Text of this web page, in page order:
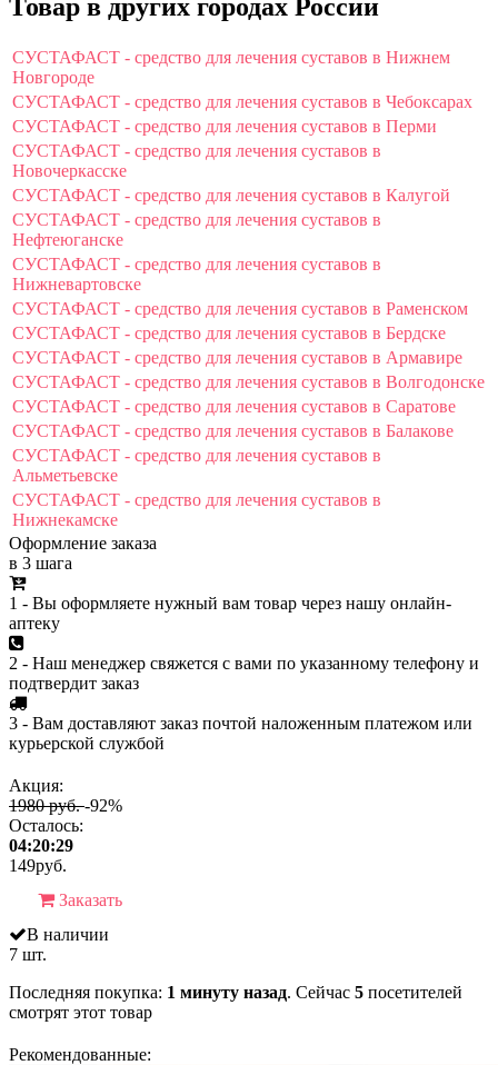
Товар в других городах России
СУСТАФАСТ - средство для лечения суставов в Нижнем
Новгороде
СУСТАФАСТ - средство для лечения суставов в Чебоксарах
СУСТАФАСТ - средство для лечения суставов в Перми
СУСТАФАСТ - средство для лечения суставов в
Новочеркасске
СУСТАФАСТ - средство для лечения суставов в Калугой
СУСТАФАСТ - средство для лечения суставов в
Нефтеюганске
СУСТАФАСТ - средство для лечения суставов в
Нижневартовске
СУСТАФАСТ - средство для лечения суставов в Раменском
СУСТАФАСТ - средство для лечения суставов в Бердске
СУСТАФАСТ - средство для лечения суставов в Армавире
СУСТАФАСТ - средство для лечения суставов в Волгодонске
СУСТАФАСТ - средство для лечения суставов в Саратове
СУСТАФАСТ - средство для лечения суставов в Балакове
СУСТАФАСТ - средство для лечения суставов в
Альметьевске
СУСТАФАСТ - средство для лечения суставов в
Нижнекамске
Оформление заказа
в 3 шага
1 - Вы оформляете нужный вам товар через нашу онлайн-
аптеку
2 - Наш менеджер свяжется с вами по указанному телефону и
подтвердит заказ
3 - Вам доставляют заказ почтой наложенным платежом или
курьерской службой
Акция:
1980 руб.-92%
Осталось:
04:20:29
149руб.
Заказать
В наличии
7 шт.
Последняя покупка: 1 минуту назад. Сейчас 5 посетителей
смотрят этот товар
Рекомендованные: